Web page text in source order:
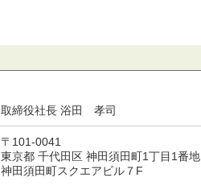
取締役社長 浴田 孝司
〒101-0041
東京都 千代田区 神田須田町1丁目1番地
神田須田町スクエアビル７F